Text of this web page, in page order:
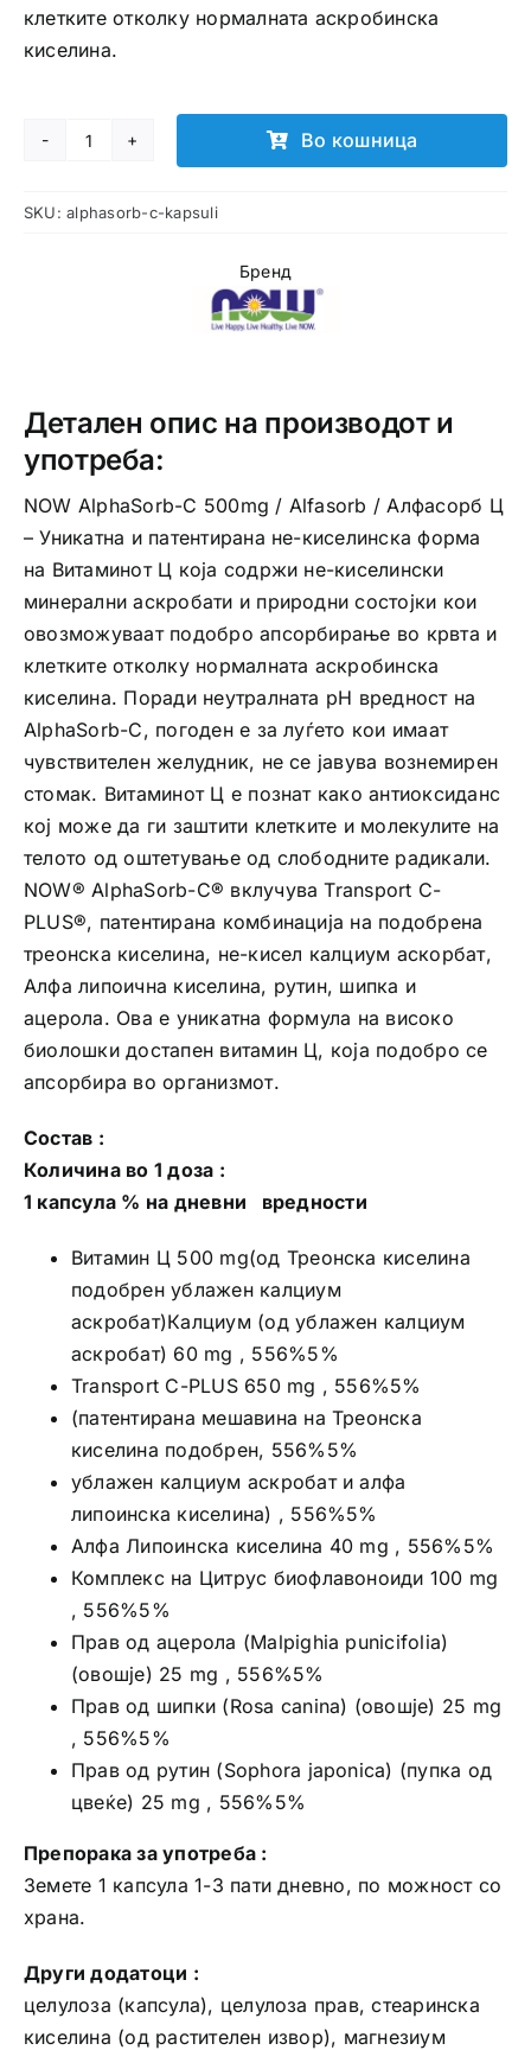
клетките отколку нормалната аскробинска
киселина.
AlphaSorb-
капсули
Во кошница
SKU:alphasorb-c-kapsuli
Бренд
Детален опис на производот и
употреба:
NOW AlphaSorb-C 500mg / Alfasorb / Алфасорб Ц
– Уникатна и патентирана не-киселинска форма
на Витаминот Ц која содржи не-киселински
минерални аскробати и природни состојки кои
овозможуваат подобро апсорбирање во крвта и
клетките отколку нормалната аскробинска
киселина. Поради неутралната pH вредност на
AlphaSorb-C, погоден е за луѓето кои имаат
чувствителен желудник, не се јавува вознемирен
стомак. Витаминот Ц е познат како антиоксиданс
кој може да ги заштити клетките и молекулите на
телото од оштетување од слободните радикали.
NOW® AlphaSorb-C® вклучува Transport C-
PLUS®, патентирана комбинација на подобрена
треонска киселина, не-кисел калциум аскорбат,
Алфа липоична киселина, рутин, шипка и
ацерола. Ова е уникатна формула на високо
биолошки достапен витамин Ц, која подобро се
апсорбира во организмот.
Состав :
Количина во 1 доза :
1 капсула % на дневни вредности
Витамин Ц 500 mg(од Треонска киселина
подобрен ублажен калциум
аскробат)Калциум (од ублажен калциум
аскробат) 60 mg , 556%5%
Transport C-PLUS 650 mg , 556%5%
(патентирана мешавина на Треонска
киселина подобрен, 556%5%
ублажен калциум аскробат и алфа
липоинска киселина) , 556%5%
Алфа Липоинска киселина 40 mg , 556%5%
Комплекс на Цитрус биофлавоноиди 100 mg
, 556%5%
Прав од ацерола (Malpighia punicifolia)
(овошје) 25 mg , 556%5%
Прав од шипки (Rosa canina) (овошје) 25 mg
, 556%5%
Прав од рутин (Sophora japonica) (пупка од
цвеќе) 25 mg , 556%5%
Препорака за употреба :
Земете 1 капсула 1-3 пати дневно, по можност со
храна.
Други додатоци :
целулоза (капсула), целулоза прав, стеаринска
киселина (од растителен извор), магнезиум